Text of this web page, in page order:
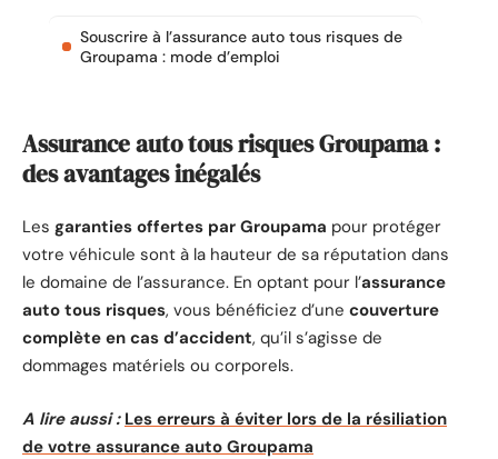
Souscrire à l’assurance auto tous risques de
Groupama : mode d’emploi
Assurance auto tous risques Groupama :
des avantages inégalés
Les garanties offertes par Groupama pour protéger
votre véhicule sont à la hauteur de sa réputation dans
le domaine de l’assurance. En optant pour l’assurance
auto tous risques, vous bénéficiez d’une couverture
complète en cas d’accident, qu’il s’agisse de
dommages matériels ou corporels.
A lire aussi : Les erreurs à éviter lors de la résiliation
de votre assurance auto Groupama